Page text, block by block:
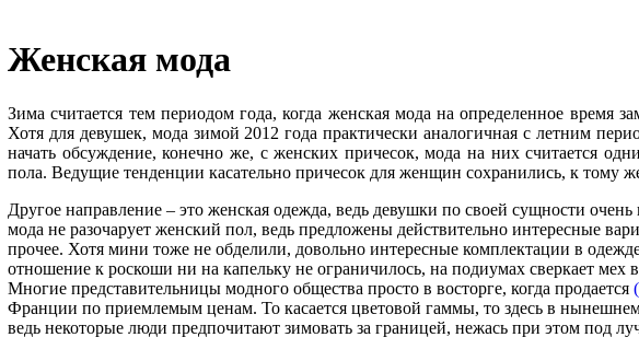
Женская мода
Зима считается тем периодом года, когда женская мода на определенное время
Хотя для девушек, мода зимой 2012 года практически аналогичная с летним
начать обсуждение, конечно же, с женских причесок, мода на них считается
пола. Ведущие тенденции касательно причесок для женщин сохранились, к тому
Другое направление – это женская одежда, ведь девушки по своей сущности
мода не разочарует женский пол, ведь предложены действительно интересные
прочее. Хотя мини тоже не обделили, довольно интересные комплектации в
отношение к роскоши ни на капельку не ограничилось, на подиумах сверкает мех
Многие представительницы модного общества просто в восторге, когда продается
Франции по приемлемым ценам. То касается цветовой гаммы, то здесь в
ведь некоторые люди предпочитают зимовать за границей, нежась при этом под